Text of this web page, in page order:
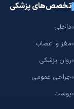
تخصص‌های پزشکی
داخلی
مغز و اعصاب
روان پزشکی
جراحی عمومی
پوست